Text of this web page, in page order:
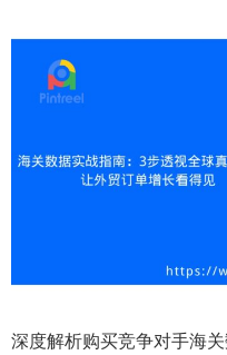
深度解析购买竞争对手海